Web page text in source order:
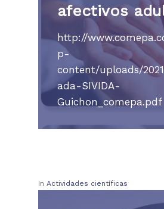
afectivos
http://
p-
content/uploads/
ada-SIVIDA-
Guichon_comepa.pdf
In Actividades científicas